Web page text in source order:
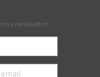
newsletter!